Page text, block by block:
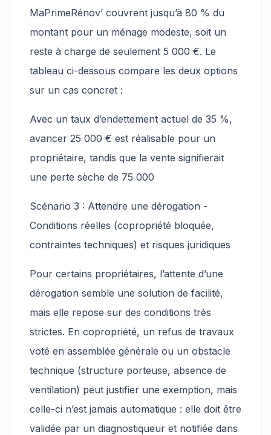
MaPrimeRénov’ couvrent jusqu’à 80 % du
montant pour un ménage modeste, soit un
reste à charge de seulement 5 000 €. Le
tableau ci-dessous compare les deux options
sur un cas concret :
Avec un taux d’endettement actuel de 35 %,
avancer 25 000 € est réalisable pour un
propriétaire, tandis que la vente signifierait
une perte sèche de 75 000
Scénario 3 : Attendre une dérogation -
Conditions réelles (copropriété bloquée,
contraintes techniques) et risques juridiques
Pour certains propriétaires, l’attente d’une
dérogation semble une solution de facilité,
mais elle repose sur des conditions très
strictes. En copropriété, un refus de travaux
voté en assemblée générale ou un obstacle
technique (structure porteuse, absence de
ventilation) peut justifier une exemption, mais
celle-ci n’est jamais automatique : elle doit être
validée par un diagnostiqueur et notifiée dans